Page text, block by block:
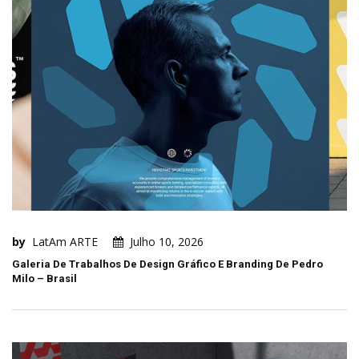
by LatAm ARTE Julho 10, 2026
Galeria De Trabalhos De Design Gráfico E Branding De Pedro
Milo – Brasil